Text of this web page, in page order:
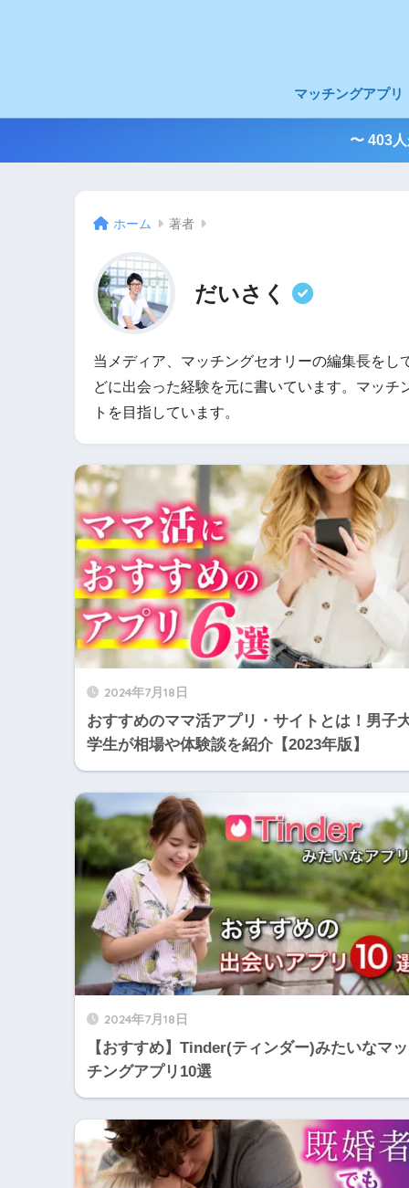
マッチングアプリ
〜 403
ホーム 著者
だいさく
当メディア、マッチングセオリーの編集長を
どに出会った経験を元に書いています。マッ
トを目指しています。
2024年7月18日
おすすめのママ活アプリ・サイトとは！男子
学生が相場や体験談を紹介【2023年版】
2024年7月18日
【おすすめ】Tinder(ティンダー)みたいなマッ
チングアプリ10選